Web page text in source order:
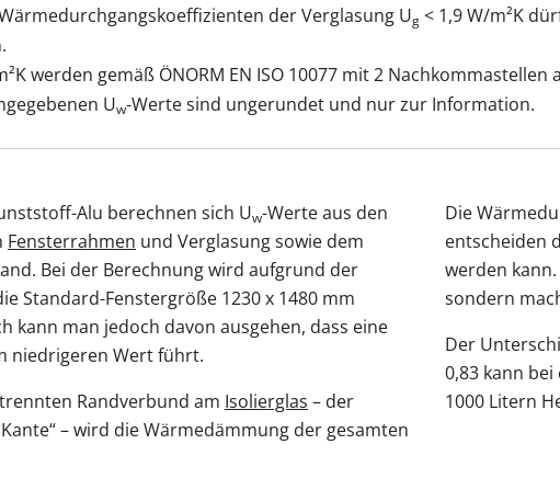
der Verglasung Ug < 1,9 W/m²K
werden gemäß ÖNORM EN ISO 10077 mit 2 Nachkommastellen
Uw-Werte sind ungerundet und nur zur Information.
Alu berechnen sich Uw-Werte aus den
Fensterrahmen und Verglasung sowie dem
Bei der Berechnung wird aufgrund der
Standard-Fenstergröße 1230 x 1480 mm
kann man jedoch davon ausgehen, dass eine
niedrigeren Wert führt.
Randverbund am Isolierglas – der
– wird die Wärmedämmung der gesamten
Die
entscheiden
werden
sondern
Der
0,83 kann
1000 Litern